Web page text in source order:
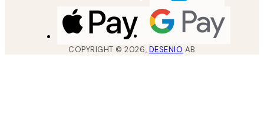
COPYRIGHT ©2026, DESENIO AB